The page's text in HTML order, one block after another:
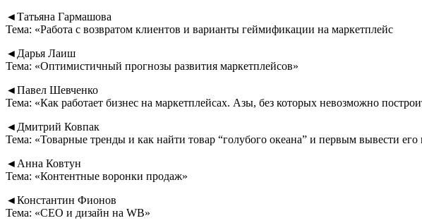
◄Татьяна Гармашова
Тема: «Работа с возвратом клиентов и варианты геймификации на маркетплейс
◄Дарья Лаиш
Тема: «Оптимистичный прогнозы развития маркетплейсов»
◄Павел Шевченко
Тема: «Как работает бизнес на маркетплейсах. Азы, без которых невозможно
◄Дмитрий Ковпак
Тема: «Товарные тренды и как найти товар “голубого океана” и первым вывести
◄Анна Ковтун
Тема: «Контентные воронки продаж»
◄Константин Фионов
Тема: «CEO и дизайн на WB»